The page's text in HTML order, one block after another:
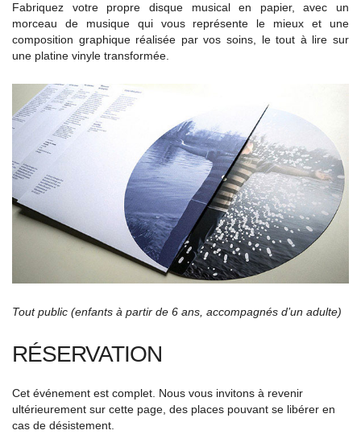
Fabriquez votre propre disque musical en papier, avec un
morceau de musique qui vous représente le mieux et une
composition graphique réalisée par vos soins, le tout à lire sur
une platine vinyle transformée.
Tout public (enfants à partir de 6 ans, accompagnés d’un adulte)
RÉSERVATION
Cet événement est complet. Nous vous invitons à revenir
ultérieurement sur cette page, des places pouvant se libérer en
cas de désistement.